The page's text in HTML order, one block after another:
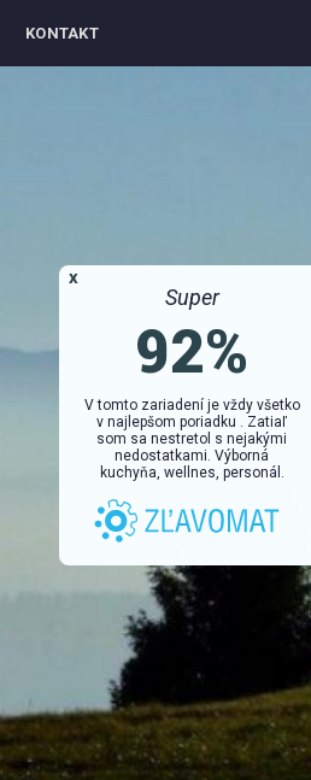
KONTAKT
x
Super
92%
V tomto zariadení je vždy všetko
v najlepšom poriadku . Zatiaľ
som sa nestretol s nejakými
nedostatkami. Výborná
kuchyňa, wellnes, personál.